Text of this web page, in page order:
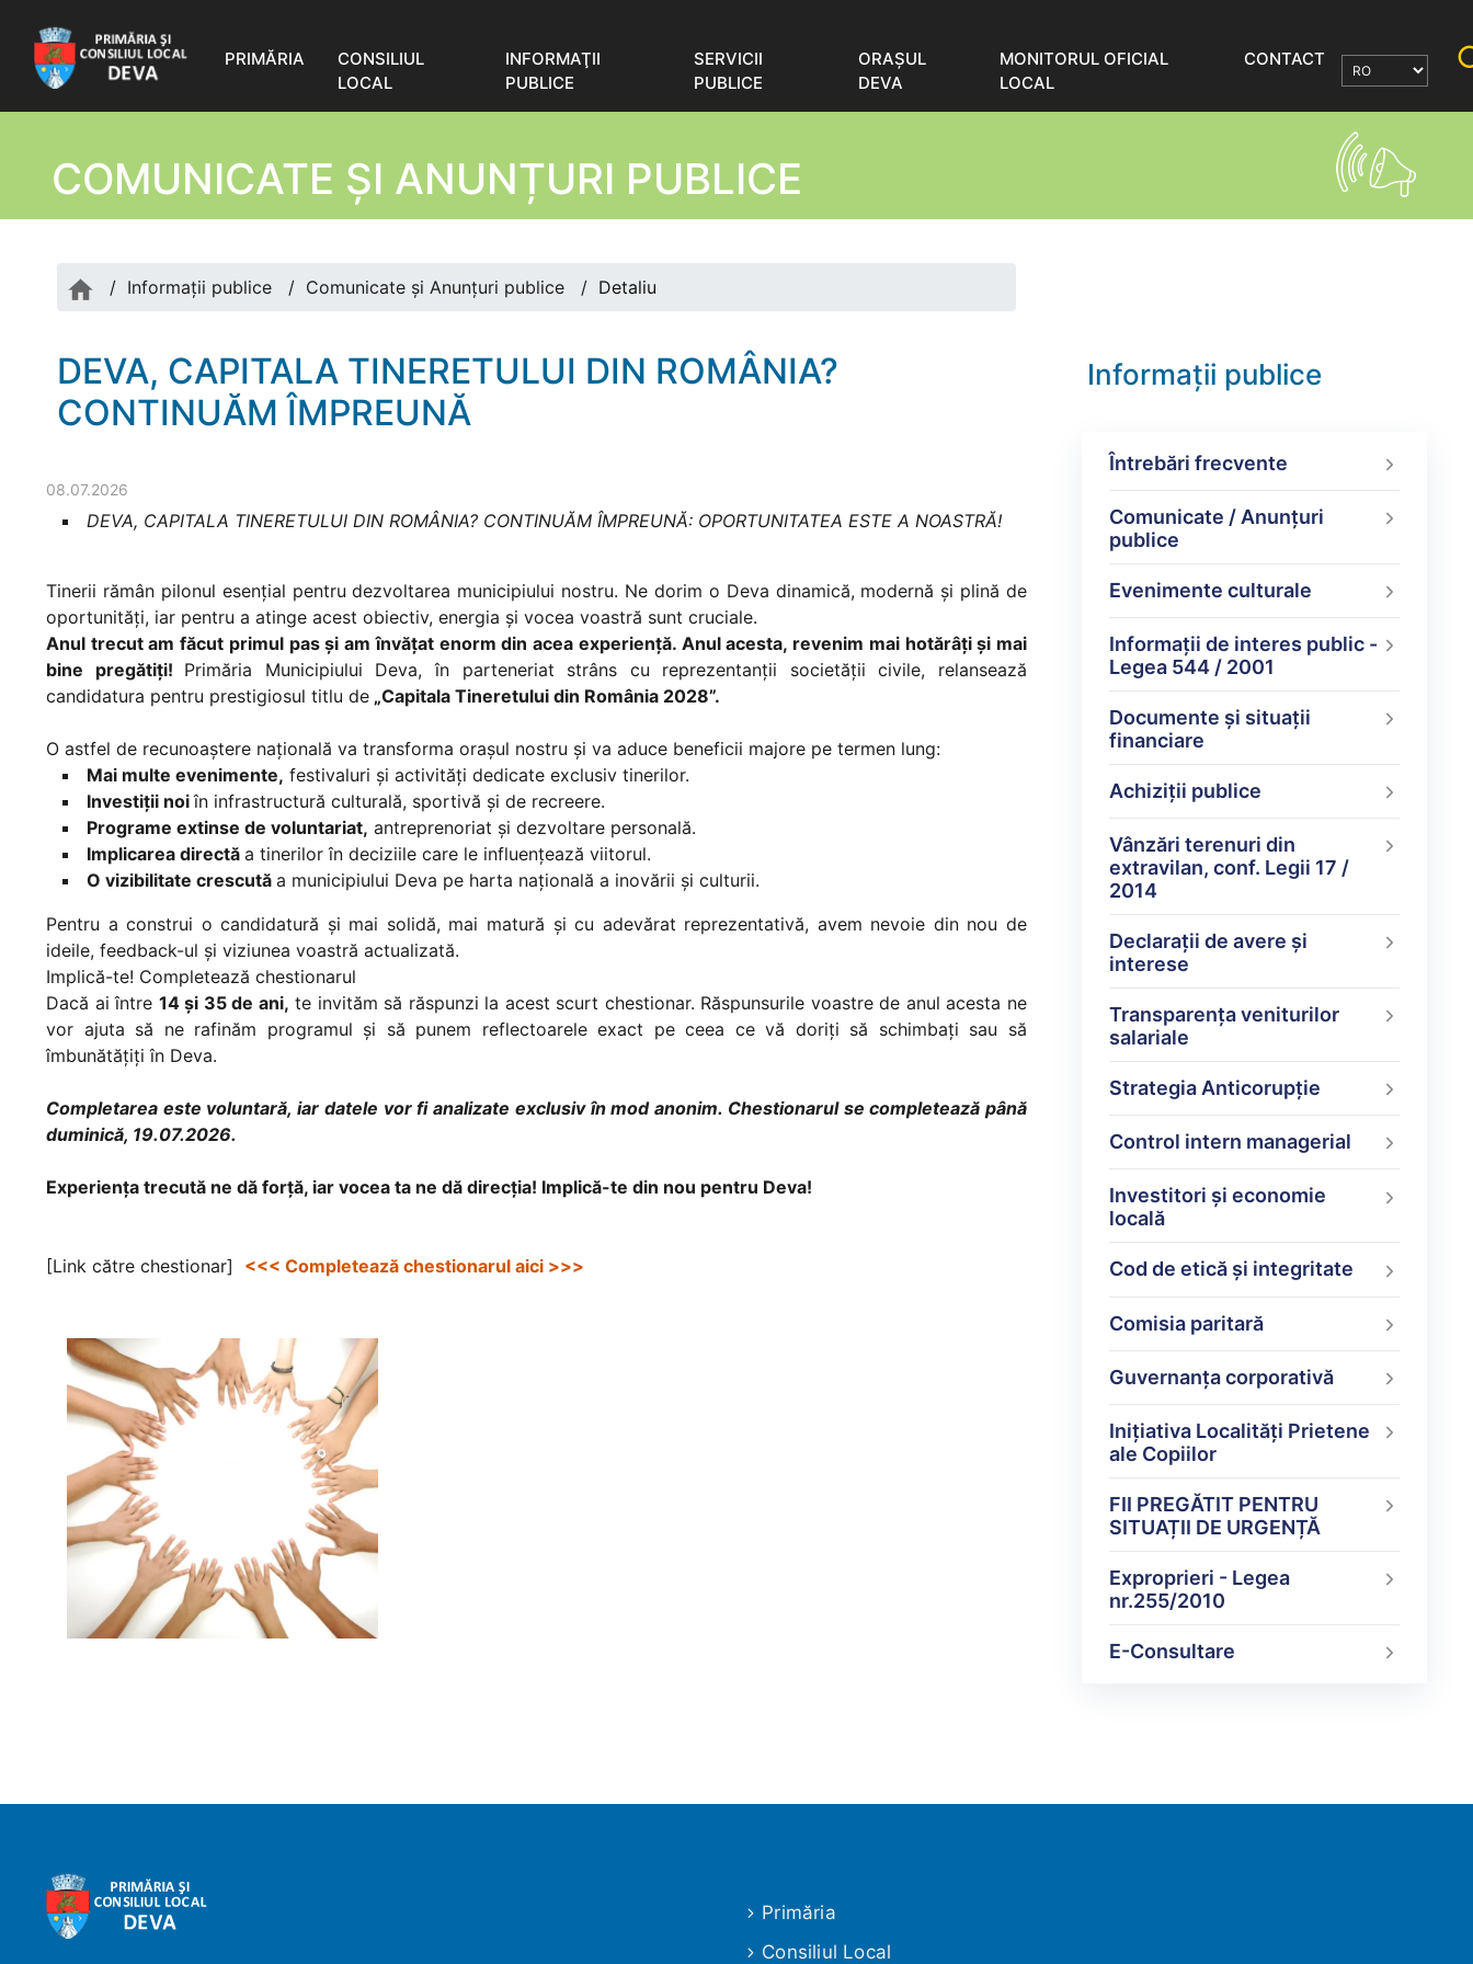
PRIMĂRIA
CONSILIUL
LOCAL
INFORMAŢII
PUBLICE
SERVICII
PUBLICE
ORAŞUL
DEVA
MONITORUL OFICIAL
LOCAL
CONTACT
COMUNICATE ŞI ANUNȚURI PUBLICE
/ Informații publice / Comunicate şi Anunțuri publice / Detaliu
DEVA, CAPITALA TINERETULUI DIN ROMÂNIA?
CONTINUĂM ÎMPREUNĂ
08.07.2026
DEVA, CAPITALA TINERETULUI DIN ROMÂNIA? CONTINUĂM ÎMPREUNĂ: OPORTUNITATEA ESTE A NOASTRĂ!
Tinerii rămân pilonul esențial pentru dezvoltarea municipiului nostru. Ne dorim o Deva dinamică, modernă și plină de
oportunități, iar pentru a atinge acest obiectiv, energia și vocea voastră sunt cruciale.
Anul trecut am făcut primul pas și am învățat enorm din acea experiență. Anul acesta, revenim mai hotărâți și mai
bine pregătiți! Primăria Municipiului Deva, în parteneriat strâns cu reprezentanții societății civile, relansează
candidatura pentru prestigiosul titlu de „Capitala Tineretului din România 2028”.
O astfel de recunoaștere națională va transforma orașul nostru și va aduce beneficii majore pe termen lung:
Mai multe evenimente, festivaluri și activități dedicate exclusiv tinerilor.
Investiții noiîn infrastructură culturală, sportivă și de recreere.
Programe extinse de voluntariat, antreprenoriat și dezvoltare personală.
Implicarea directă a tinerilor în deciziile care le influențează viitorul.
O vizibilitate crescută a municipiului Deva pe harta națională a inovării și culturii.
Pentru a construi o candidatură și mai solidă, mai matură și cu adevărat reprezentativă, avem nevoie din nou de
ideile, feedback-ul și viziunea voastră actualizată.
Implică-te! Completează chestionarul
Dacă ai între 14 și 35 de ani, te invităm să răspunzi la acest scurt chestionar. Răspunsurile voastre de anul acesta ne
vor ajuta să ne rafinăm programul și să punem reflectoarele exact pe ceea ce vă doriți să schimbați sau să
îmbunătățiți în Deva.
Completarea este voluntară, iar datele vor fi analizate exclusiv în mod anonim. Chestionarul se completează până
duminică, 19.07.2026.
Experiența trecută ne dă forță, iar vocea ta ne dă direcția! Implică-te din nou pentru Deva!
[Link către chestionar] <<< Completează chestionarul aici >>>
Informații publice
Întrebări frecvente
Comunicate / Anunțuri
publice
Evenimente culturale
Informații de interes public -
Legea 544 / 2001
Documente şi situaţii
financiare
Achiziții publice
Vânzări terenuri din
extravilan, conf. Legii 17 /
2014
Declarații de avere şi
interese
Transparența veniturilor
salariale
Strategia Anticorupție
Control intern managerial
Investitori și economie
locală
Cod de etică și integritate
Comisia paritară
Guvernanța corporativă
Inițiativa Localități Prietene
ale Copiilor
FII PREGĂTIT PENTRU
SITUAȚII DE URGENȚĂ
Exproprieri - Legea
nr.255/2010
E-Consultare
Primăria
Consiliul Local